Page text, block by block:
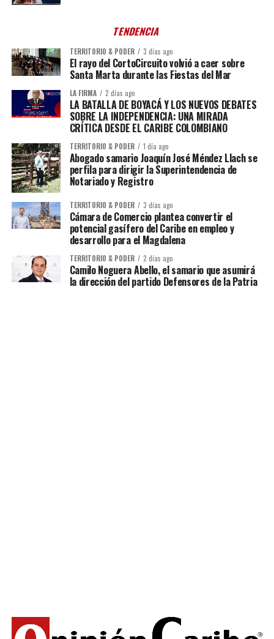
TENDENCIA
TERRITORIO & PODER 3 días ago
El rayo del CortoCircuito volvió a caer sobre
Santa Marta durante las Fiestas del Mar
LA FIRMA 2 días ago
LA BATALLA DE BOYACÁ Y LOS NUEVOS DEBATES
SOBRE LA INDEPENDENCIA: UNA MIRADA
CRÍTICA DESDE EL CARIBE COLOMBIANO
TERRITORIO & PODER 1 día ago
Abogado samario Joaquín José Méndez Llach se
perfila para dirigir la Superintendencia de
Notariado y Registro
TERRITORIO & PODER 3 días ago
Cámara de Comercio plantea convertir el
potencial gasífero del Caribe en empleo y
desarrollo para el Magdalena
TERRITORIO & PODER 2 días ago
Camilo Noguera Abello, el samario que asumirá
la dirección del partido Defensores de la Patria